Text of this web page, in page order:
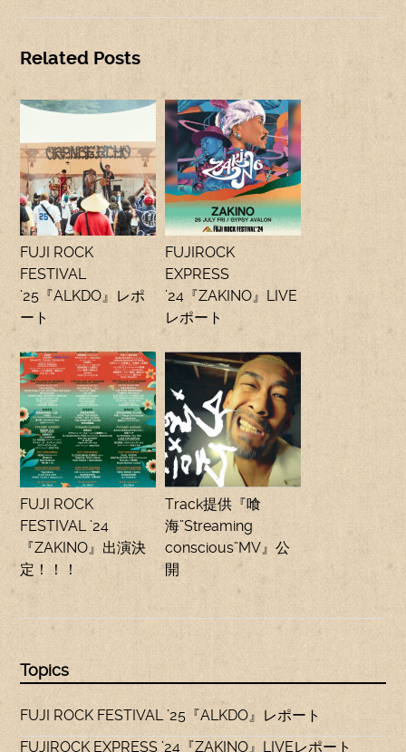
Related Posts
FUJI ROCK
FESTIVAL
’25『ALKDO』レポ
ート
FUJIROCK
EXPRESS
’24『ZAKINO』LIVE
レポート
FUJI ROCK
FESTIVAL ’24
『ZAKINO』出演決
定！！！
Track提供『喰
海”Streaming
conscious”MV』公
開
Topics
FUJI ROCK FESTIVAL ’25『ALKDO』レポート
FUJIROCK EXPRESS ’24『ZAKINO』LIVEレポート